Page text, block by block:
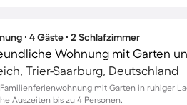
∙ 4 Gäste ∙ 2 Schlafzimmer
Trier-Saarburg, Deutschland
mit Garten in ruhiger
Auszeiten bis zu 4 Personen.